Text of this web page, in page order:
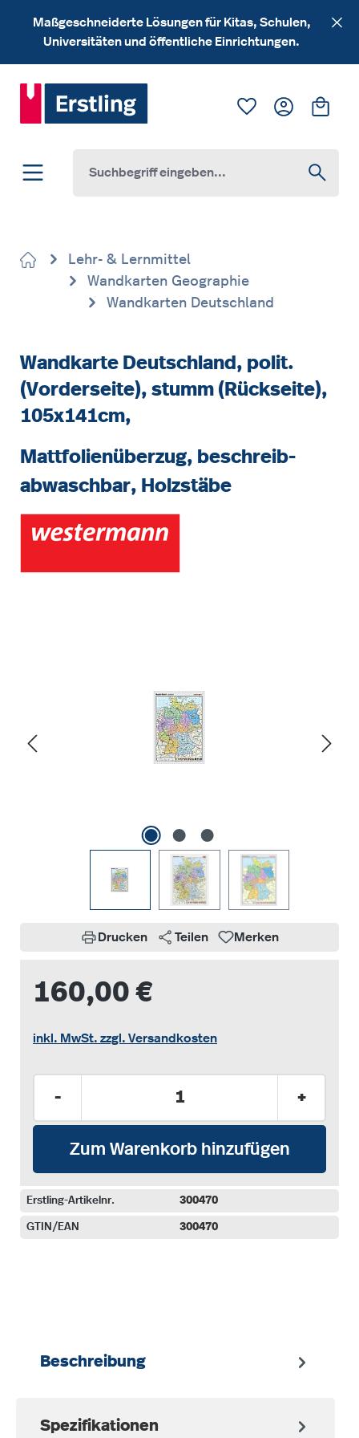
Zum Hauptinhalt springen
Maßgeschneiderte Lösungen für Kitas, Schulen,
Universitäten und öffentliche Einrichtungen.
Du hast 0
Lehr- & Lernmittel
Wandkarten Geographie
Wandkarten Deutschland
Wandkarte Deutschland, polit.
(Vorderseite), stumm (Rückseite),
105x141cm,
Mattfolienüberzug, beschreib-
abwaschbar, Holzstäbe
Drucken Teilen Merken
160,00 €
inkl. MwSt. zzgl. Versandkosten
- +
Zum Warenkorb hinzufügen
Erstling-Artikelnr. 300470
GTIN/EAN 300470
Beschreibung
Spezifikationen